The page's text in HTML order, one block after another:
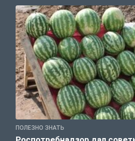
ПОЛЕЗНО ЗНАТЬ